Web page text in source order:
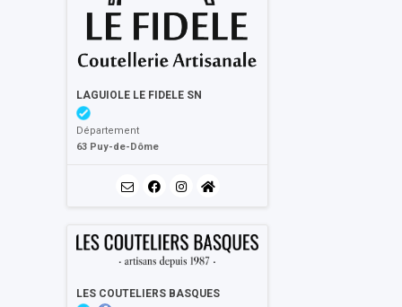
LAGUIOLE LE FIDELE SN
Département
63 Puy-de-Dôme
LES COUTELIERS BASQUES